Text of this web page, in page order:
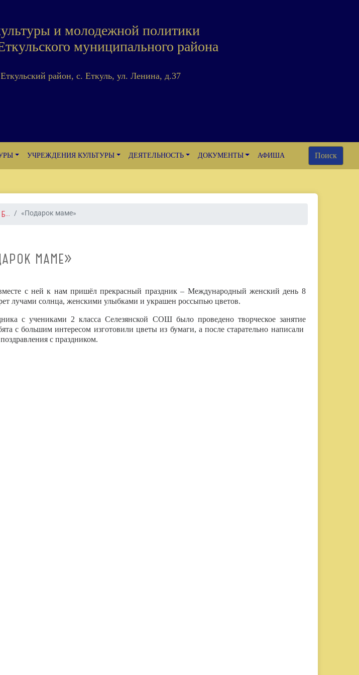
и молодежной политики
муниципального района
район, с. Еткуль, ул. Ленина, д.37
УЧРЕЖДЕНИЯ КУЛЬТУРЫ ДЕЯТЕЛЬНОСТЬ ДОКУМЕНТЫ АФИША Поиск
«Подарок маме»
МАМЕ»
с ней к нам пришёл прекрасный праздник – Международный женский день 8
лучами солнца, женскими улыбками и украшен россыпью цветов.
с учениками 2 класса Селезянской СОШ было проведено творческое занятие
с большим интересом изготовили цветы из бумаги, а после старательно написали
с праздником.